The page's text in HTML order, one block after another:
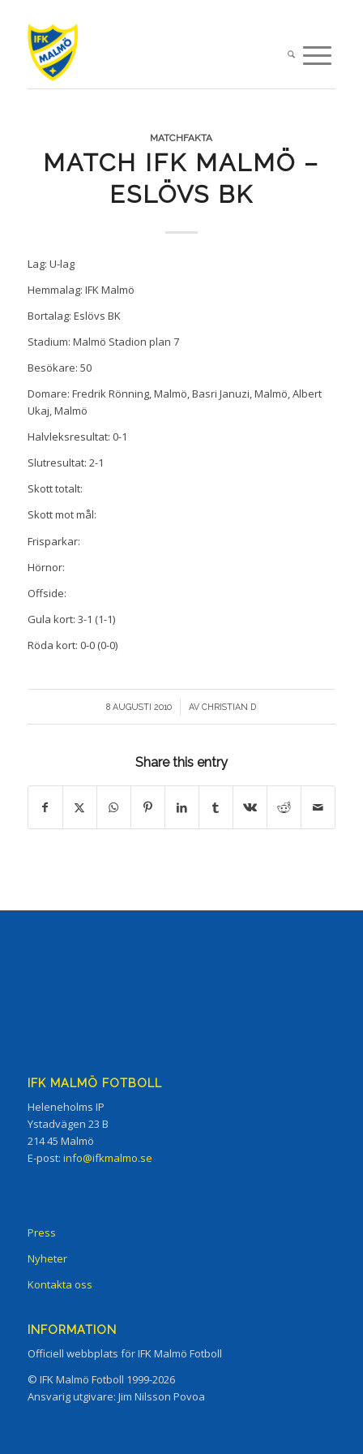
MATCHFAKTA
MATCH IFK MALMÖ –
ESLÖVS BK
Lag: U-lag
Hemmalag: IFK Malmö
Bortalag: Eslövs BK
Stadium: Malmö Stadion plan 7
Besökare: 50
Domare: Fredrik Rönning, Malmö, Basri Januzi, Malmö, Albert
Ukaj, Malmö
Halvleksresultat: 0-1
Slutresultat: 2-1
Skott totalt:
Skott mot mål:
Frisparkar:
Hörnor:
Offside:
Gula kort: 3-1 (1-1)
Röda kort: 0-0 (0-0)
8 AUGUSTI 2010
/ AVCHRISTIAN D
Share this entry
IFK MALMÖ FOTBOLL
Heleneholms IP
Ystadvägen 23 B
214 45 Malmö
E-post: info@ifkmalmo.se
Press
Nyheter
Kontakta oss
INFORMATION
Officiell webbplats för IFK Malmö Fotboll
© IFK Malmö Fotboll 1999-2026
Ansvarig utgivare: Jim Nilsson Povoa